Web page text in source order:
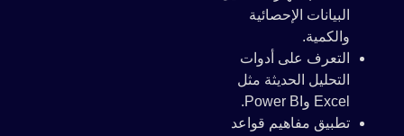
البيانات الإحصائية
والكمية.
التعرف على أدوات
التحليل الحديثة مثل
Excel وPower BI.
تطبيق مفاهيم قواعد